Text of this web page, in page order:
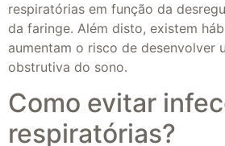
respiratórias em função da
da faringe. Além disto, existem
aumentam o risco de desenvolver
obstrutiva do sono.
Como evitar
respiratórias?